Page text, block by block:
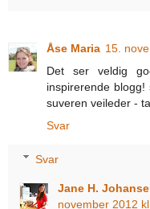
Åse Maria 15.
Det ser veldig
inspirerende
suveren veileder -
Svar
Svar
Jane H.
november 2012